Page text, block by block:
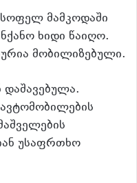
მამკოდაში
ხიდი წაიღო.
მობილიზებული.
დაშავებულა.
უსაფრთხო